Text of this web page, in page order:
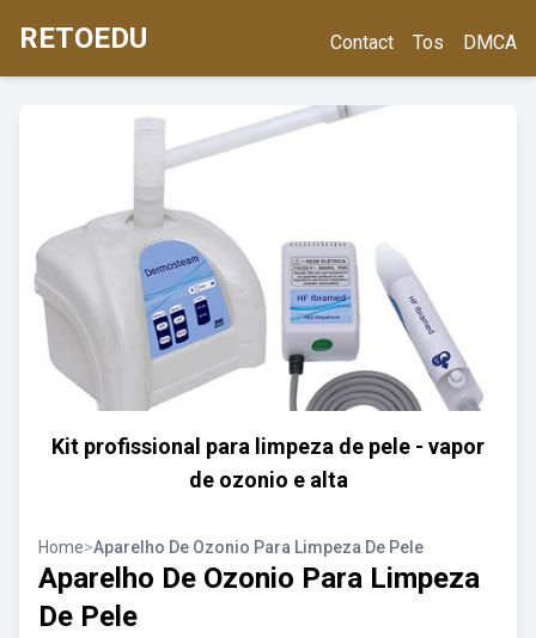
RETOEDU Contact Tos DMCA
Kit profissional para limpeza de pele - vapor
de ozonio e alta
Home>Aparelho De Ozonio Para Limpeza De Pele
Aparelho De Ozonio Para Limpeza
De Pele